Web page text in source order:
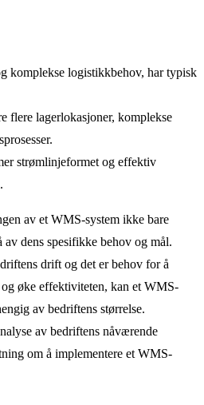
komplekse logistikkbehov, har typisk
flere lagerlokasjoner, komplekse
strømlinjeformet og effektiv
av et WMS-system ikke bare
av dens spesifikke behov og mål.
drift og det er behov for å
øke effektiviteten, kan et WMS-
av bedriftens størrelse.
av bedriftens nåværende
om å implementere et WMS-